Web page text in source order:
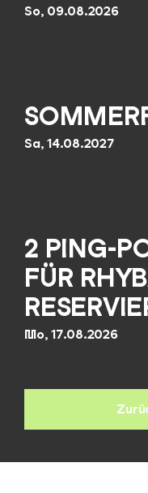
So, 09.08.2026
Sa, 14.08.2027
2 PING-
FÜR
Mo, 17.08.2026